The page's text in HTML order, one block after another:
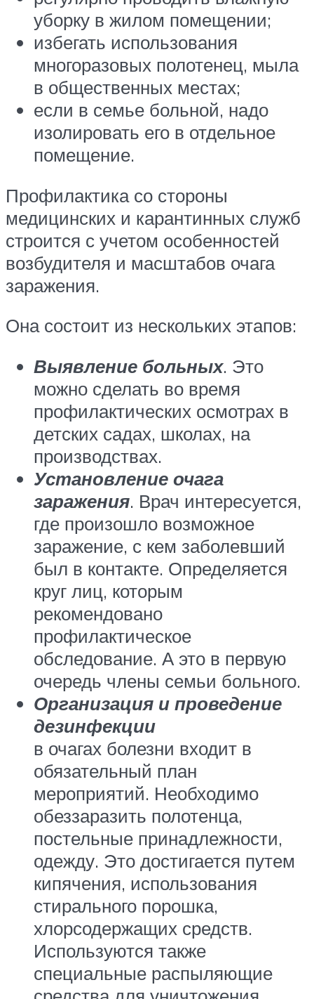
уборку в жилом помещении;
избегать использования
многоразовых полотенец, мыла
в общественных местах;
если в семье больной, надо
изолировать его в отдельное
помещение.
Профилактика со стороны
медицинских и карантинных служб
строится с учетом особенностей
возбудителя и масштабов очага
заражения.
Она состоит из нескольких этапов:
Выявление больных. Это
можно сделать во время
профилактических осмотрах в
детских садах, школах, на
производствах.
Установление очага
заражения. Врач интересуется,
где произошло возможное
заражение, с кем заболевший
был в контакте. Определяется
круг лиц, которым
рекомендовано
профилактическое
обследование. А это в первую
очередь члены семьи больного.
Организация и проведение
дезинфекции
в очагах болезни входит в
обязательный план
мероприятий. Необходимо
обеззаразить полотенца,
постельные принадлежности,
одежду. Это достигается путем
кипячения, использования
стирального порошка,
хлорсодержащих средств.
Используются также
специальные распыляющие